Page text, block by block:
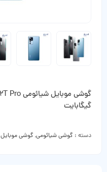
گیگابایت
دسته : گوشی شیائومی,گوشی موبایل